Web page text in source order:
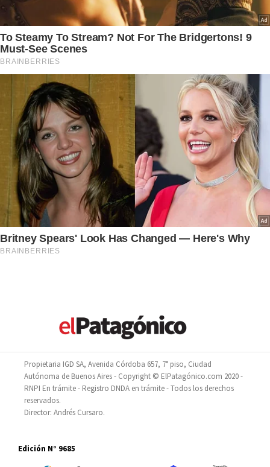
Propietaria IGD SA, Avenida Córdoba 657, 7° piso, Ciudad
Autónoma de Buenos Aires - Copyright © ElPatagónico.com 2020 -
RNPI En trámite - Registro DNDA en trámite - Todos los derechos
reservados.
Director: Andrés Cursaro.
Edición N° 9685